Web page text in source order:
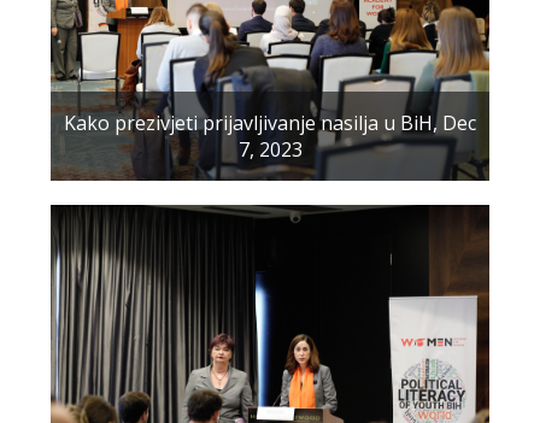
Kako prezivjeti prijavljivanje nasilja u BiH, Dec
7, 2023